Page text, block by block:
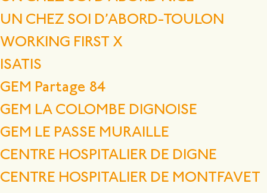
UN CHEZ SOI D’ABORD-TOULON
WORKING FIRST X
ISATIS
GEM Partage 84
GEM LA COLOMBE DIGNOISE
GEM LE PASSE MURAILLE
CENTRE HOSPITALIER DE DIGNE
CENTRE HOSPITALIER DE MONTFAVET